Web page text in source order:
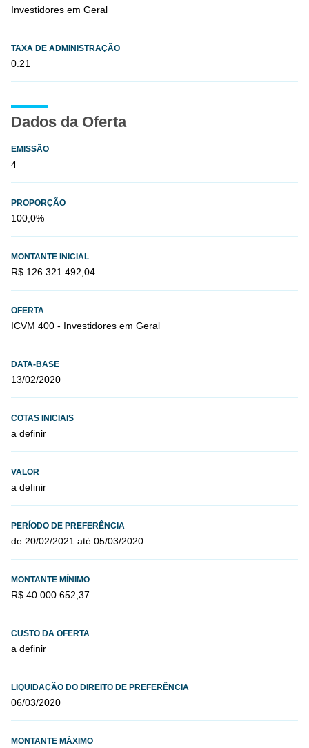
Investidores em Geral
TAXA DE ADMINISTRAÇÃO
0.21
Dados da Oferta
EMISSÃO
4
PROPORÇÃO
100,0%
MONTANTE INICIAL
R$ 126.321.492,04
OFERTA
ICVM 400 - Investidores em Geral
DATA-BASE
13/02/2020
COTAS INICIAIS
a definir
VALOR
a definir
PERÍODO DE PREFERÊNCIA
de 20/02/2021 até 05/03/2020
MONTANTE MÍNIMO
R$ 40.000.652,37
CUSTO DA OFERTA
a definir
LIQUIDAÇÃO DO DIREITO DE PREFERÊNCIA
06/03/2020
MONTANTE MÁXIMO